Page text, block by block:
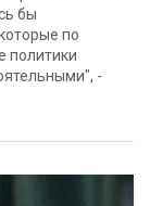
бы
по
политики
-